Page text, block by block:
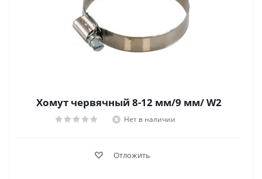
Хомут червячный 8-12 мм/9 мм/ W2
Нет в наличии
Отложить